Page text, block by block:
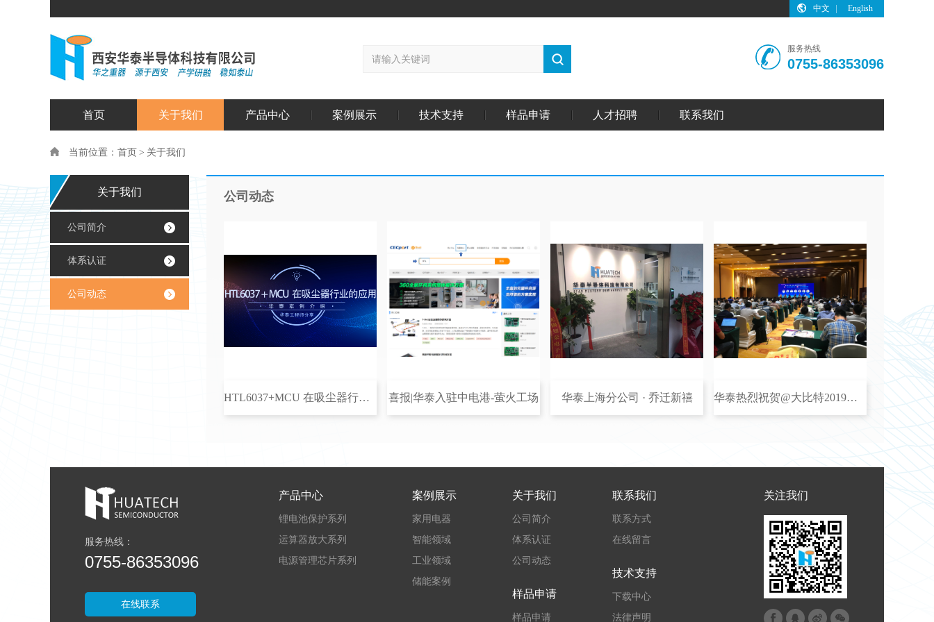
中文 English
服务热线
0755-86353096
首页 关于我们 产品中心 案例展示 技术支持 样品申请 人才招聘 联系我们
当前位置： 首页 > 关于我们
关于我们
公司简介
体系认证
公司动态
公司动态
HTL6037+MCU 在吸尘器行业的应用 喜报|华泰入驻中电港-萤火工场 华泰上海分公司 · 乔迁新禧 华泰热烈祝贺@大比特2019电动工具研讨会成功举办
服务热线：
0755-86353096
在线联系
产品中心
锂电池保护系列
运算器放大系列
电源管理芯片系列
案例展示
家用电器
智能领域
工业领域
储能案例
关于我们
公司简介
体系认证
公司动态
样品申请
样品申请
联系我们
联系方式
在线留言
技术支持
下载中心
法律声明
关注我们